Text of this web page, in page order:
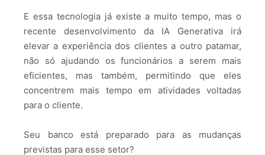
E essa tecnologia já existe a muito tempo, mas o
recente desenvolvimento da IA Generativa irá
elevar a experiência dos clientes a outro patamar,
não só ajudando os funcionários a serem mais
eficientes, mas também, permitindo que eles
concentrem mais tempo em atividades voltadas
para o cliente.
Seu banco está preparado para as mudanças
previstas para esse setor?